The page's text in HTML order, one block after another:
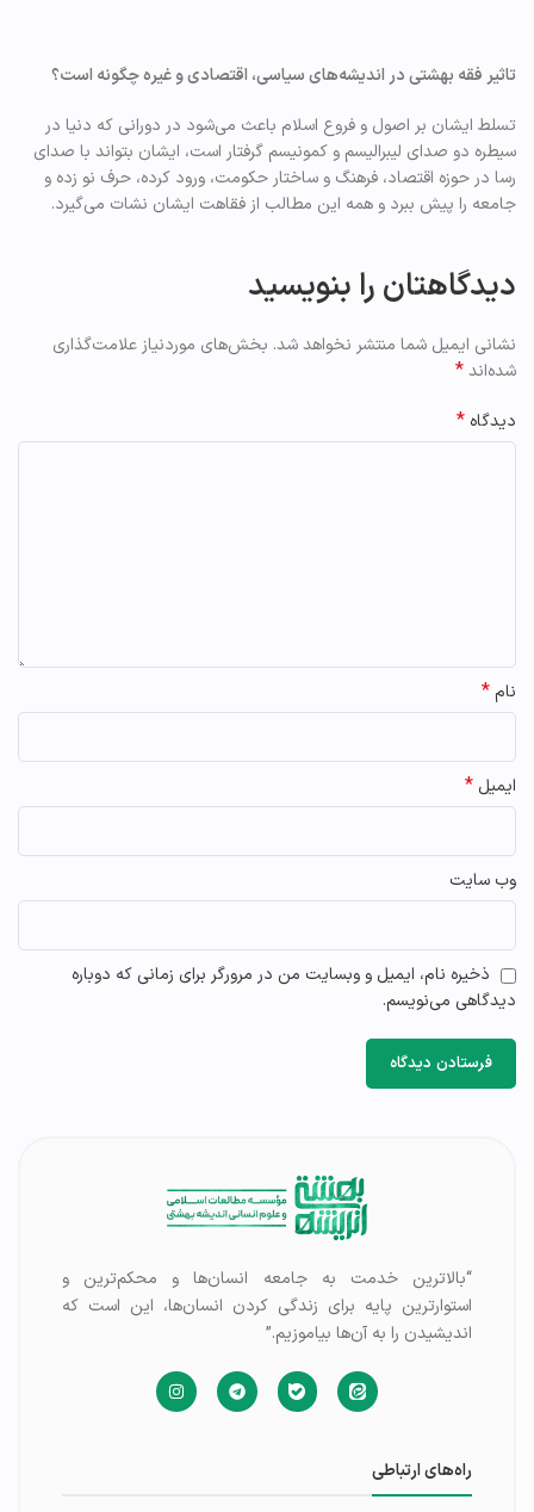
تاثیر فقه بهشتی در اندیشه‌های سیاسی، اقتصادی و غیره چگونه است؟
تسلط ایشان بر اصول و فروع اسلام باعث می‌شود در دورانی که دنیا در
سیطره دو صدای لیبرالیسم و کمونیسم گرفتار است، ایشان بتواند با صدای
رسا در حوزه اقتصاد، فرهنگ و ساختار حکومت، ورود کرده، حرف نو زده و
جامعه را پیش ببرد و همه این مطالب از فقاهت ایشان نشات می‌گیرد.
دیدگاهتان را بنویسید
نشانی ایمیل شما منتشر نخواهد شد. بخش‌های موردنیاز علامت‌گذاری
شده‌اند*
دیدگاه *
نام*
ایمیل *
وب‌ سایت
ذخیره نام، ایمیل و وبسایت من در مرورگر برای زمانی که دوباره
دیدگاهی می‌نویسم.
“بالاترین خدمت به جامعه انسان‌ها و محکم‌ترین و
استوارترین پایه برای زندگی کردن انسان‌ها، این است که
اندیشیدن را به آن‌ها بیاموزیم.”
راه‌های ارتباطی